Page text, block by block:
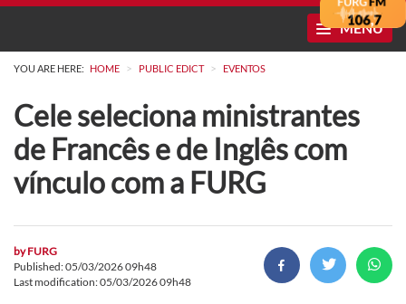
MENU
YOU ARE HERE: HOME > PUBLIC EDICT > EVENTOS
Cele seleciona ministrantes
de Francês e de Inglês com
vínculo com a FURG
byFURG
Published: 05/03/2026 09h48
Last modification: 05/03/2026 09h48